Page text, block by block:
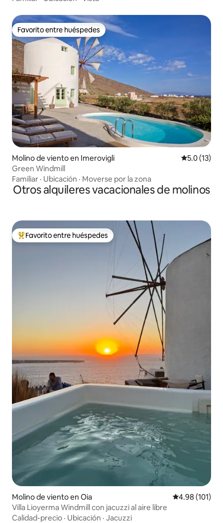
Favorito entre huéspedes
Favorito entre huéspedes
Molino de viento en Imerovigli Calificación
5.0 (13)
Green Windmill
Familiar · Ubicación · Moverse por la zona
Otros alquileres vacacionales de molinos
Favorito entre huéspedes preferido
Favorito entre huéspedes
Molino de viento en Oia Calificación
4.98 (101)
Villa Lioyerma Windmill con jacuzzi al aire libre
Calidad-precio · Ubicación · Jacuzzi